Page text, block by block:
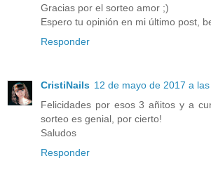
Gracias por el sorteo amor ;)
Espero tu opinión en mi último post,
Responder
CristiNails 12 de mayo de 2017 a
Felicidades por esos 3 añitos y a
sorteo es genial, por cierto!
Saludos
Responder